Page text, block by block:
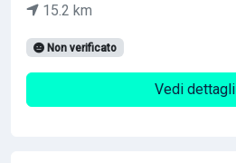
15.2 km
Non verificato
Vedi dettagli